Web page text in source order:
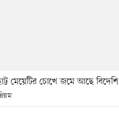
মেয়েটির চোখে জমে আছে বিদেশি